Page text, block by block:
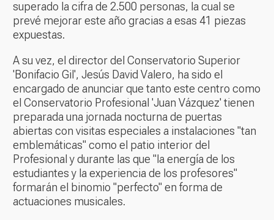
superado la cifra de 2.500 personas, la cual se
prevé mejorar este año gracias a esas 41 piezas
expuestas.
A su vez, el director del Conservatorio Superior
'Bonifacio Gil', Jesús David Valero, ha sido el
encargado de anunciar que tanto este centro como
el Conservatorio Profesional 'Juan Vázquez' tienen
preparada una jornada nocturna de puertas
abiertas con visitas especiales a instalaciones "tan
emblemáticas" como el patio interior del
Profesional y durante las que "la energía de los
estudiantes y la experiencia de los profesores"
formarán el binomio "perfecto" en forma de
actuaciones musicales.